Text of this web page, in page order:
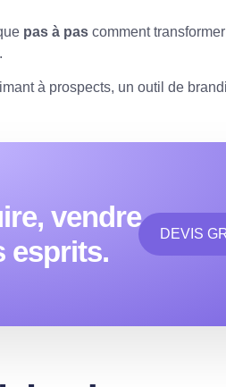
pas à pas comment
à prospects, un outil de
vendre
esprits.
DEVIS